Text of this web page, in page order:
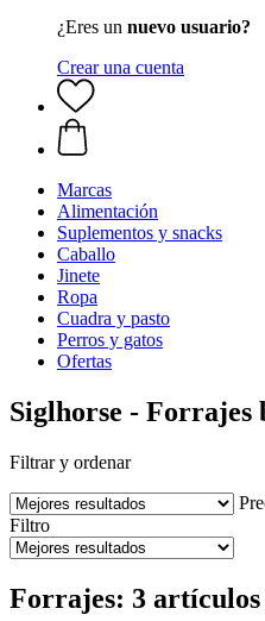
¿Eres un nuevo usuario?
Crear una cuenta
Marcas
Alimentación
Suplementos y snacks
Caballo
Jinete
Ropa
Cuadra y pasto
Perros y gatos
Ofertas
Siglhorse - Forrajes
Filtrar y ordenar
Filtro
Forrajes: 3 artículos